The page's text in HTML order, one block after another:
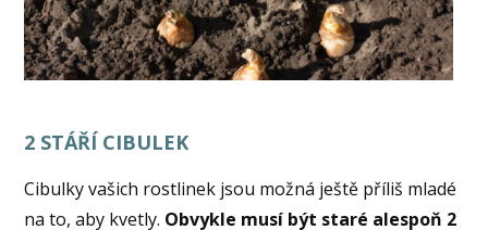
2 STÁŘÍ CIBULEK
Cibulky vašich rostlinek jsou možná ještě příliš mladé
na to, aby kvetly. Obvykle musí být staré alespoň 2